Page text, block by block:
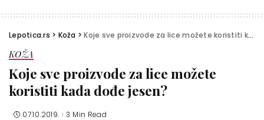
Lepotica.rs > Koža >Koje sve proizvode za lice možete koristiti kada dođe jesen?
KOŽA
Koje sve proizvode za lice možete
koristiti kada dođe jesen?
07.10.2019. 3 Min Read